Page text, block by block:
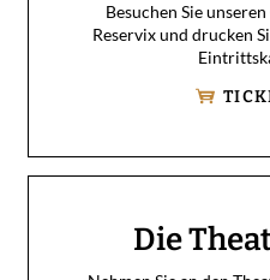
Besuchen Sie
Reservix und drucken
Die